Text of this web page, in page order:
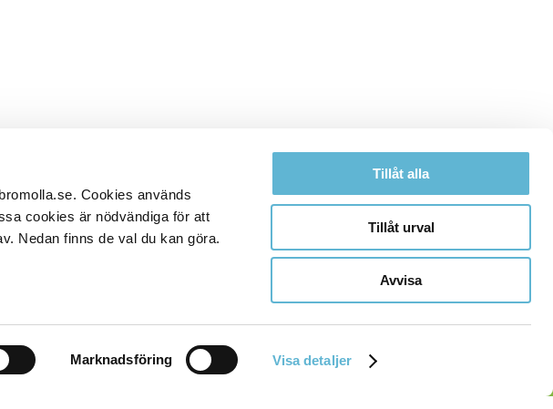
Cookies används
cookies är nödvändiga för att
Nedan finns de val du kan göra.
Marknadsföring Visa detaljer
Tillåt alla
Tillåt urval
Avvisa